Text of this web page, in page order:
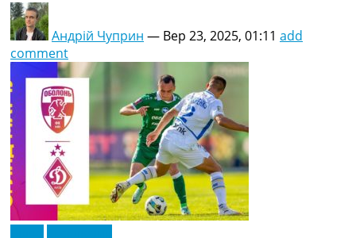
Андрій Чуприн — Вер 23, 2025, 01:11 add
comment